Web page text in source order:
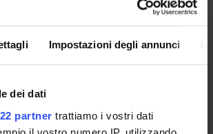
Impostazioni degli annunci
dei dati
partner trattiamo i vostri dati